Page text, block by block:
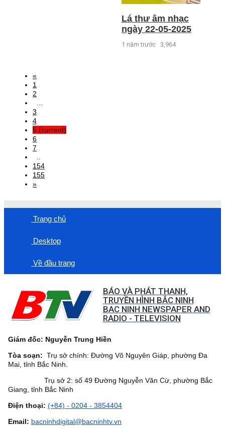
Lá thư âm nhạc
ngày 22-05-2025
1 năm trước 3,964
«
1
2
...
3
4
5 (current)
6
7
..
154
155
»
Trang chủ
Desktop
Về đầu trang
BÁO VÀ PHÁT THANH,
TRUYỀN HÌNH BẮC NINH
BAC NINH NEWSPAPER AND
RADIO - TELEVISION
Giám đốc: Nguyễn Trung Hiền
Tòa soạn: Trụ sở chính: Đường Võ Nguyên Giáp, phường Đa
Mai, tỉnh Bắc Ninh.
Trụ sở 2: số 49 Đường Nguyễn Văn Cừ, phường Bắc
Giang, tỉnh Bắc Ninh
Điện thoại: (+84) - 0204 - 3854404
Email: bacninhdigital@bacninhtv.vn